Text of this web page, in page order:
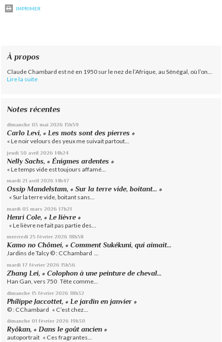
IMPRIMER
À propos
Claude Chambard est né en 1950 sur le nez de l’Afrique, au Sénégal, où l’on...
Lire la suite
Notes récentes
dimanche 03 mai 2026 15h59
Carlo Levi, « Les mots sont des pierres »
« Le noir velours des yeux me suivait partout...
jeudi 30 avril 2026 14h24
Nelly Sachs, « Énigmes ardentes »
« Le temps vide est toujours affamé...
mardi 21 avril 2026 14h47
Ossip Mandelstam, « Sur la terre vide, boitant… »
« Sur la terre vide, boitant sans...
mardi 03 mars 2026 17h21
Henri Cole, « Le lièvre »
« Le lièvre ne fait pas partie des...
mercredi 25 février 2026 18h58
Kamo no Chômei, « Comment Sukékuni, qui aimait...
Jardins de Talcy © : CChambard ...
mardi 17 février 2026 15h56
Zhang Lei, « Colophon à une peinture de cheval...
Han Gan, vers 750 Tête comme...
dimanche 15 février 2026 18h32
Philippe Jaccottet, « Le jardin en janvier »
© : CChambard « C’est chez...
dimanche 01 février 2026 19h30
Ryôkan, « Dans le goût ancien »
autoportrait « Ces fragrantes...